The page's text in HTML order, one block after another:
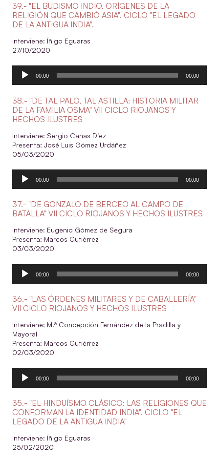
39.- "EL BUDISMO INDIO. ORÍGENES DE LA
RELIGIÓN QUE CAMBIÓ ASIA". CICLO "EL LEGADO
DE LA ANTIGUA INDIA".
Interviene: Íñigo Eguaras
27/10/2020
Reproductor
00:00 00:00
38.- "DE TAL PALO, TAL ASTILLA: HISTORIA MILITAR
DE LA FAMILIA OSMA" VII CICLO RIOJANOS Y
HECHOS ILUSTRES
Interviene: Sergio Cañas Díez
Presenta: José Luis Gómez Urdáñez
05/03/2020
Reproductor
00:00 00:00
37.- "DE GONZALO DE BERCEO AL CAMPO DE
BATALLA" VII CICLO RIOJANOS Y HECHOS ILUSTRES
Interviene: Eugenio Gómez de Segura
Presenta: Marcos Gutiérrez
03/03/2020
Reproductor
00:00 00:00
36.- "LAS ÓRDENES MILITARES Y DE CABALLERÍA"
VII CICLO RIOJANOS Y HECHOS ILUSTRES
Interviene: M.ª Concepción Fernández de la Pradilla y
Mayoral
Presenta: Marcos Gutiérrez
02/03/2020
Reproductor
00:00 00:00
35.- "EL HINDUÍSMO CLÁSICO: LAS RELIGIONES QUE
CONFORMAN LA IDENTIDAD INDIA". CICLO "EL
LEGADO DE LA ANTIGUA INDIA"
Interviene: Íñigo Eguaras
25/02/2020